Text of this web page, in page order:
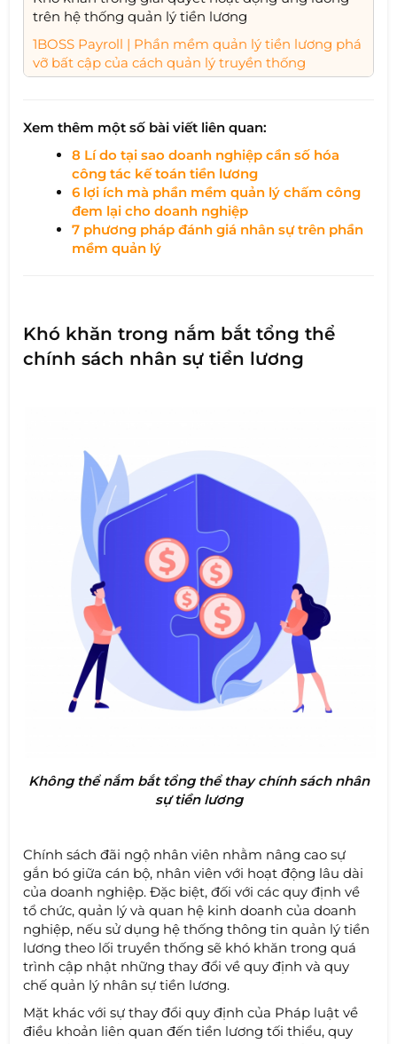
trên hệ thống quản lý tiền lương
1BOSS Payroll | Phần mềm quản lý tiền lương phá
vỡ bất cập của cách quản lý truyền thống
Xem thêm một số bài viết liên quan:
8 Lí do tại sao doanh nghiệp cần số hóa
công tác kế toán tiền lương
6 lợi ích mà phần mềm quản lý chấm công
đem lại cho doanh nghiệp
7 phương pháp đánh giá nhân sự trên phần
mềm quản lý
Khó khăn trong nắm bắt tổng thể
chính sách nhân sự tiền lương
Không thể nắm bắt tổng thể thay chính sách nhân
sự tiền lương
Chính sách đãi ngộ nhân viên nhằm nâng cao sự
gắn bó giữa cán bộ, nhân viên với hoạt động lâu dài
của doanh nghiệp. Đặc biệt, đối với các quy định về
tổ chức, quản lý và quan hệ kinh doanh của doanh
nghiệp, nếu sử dụng hệ thống thông tin quản lý tiền
lương theo lối truyền thống sẽ khó khăn trong quá
trình cập nhật những thay đổi về quy định và quy
chế quản lý nhân sự tiền lương.
Mặt khác với sự thay đổi quy định của Pháp luật về
điều khoản liên quan đến tiền lương tối thiểu, quy